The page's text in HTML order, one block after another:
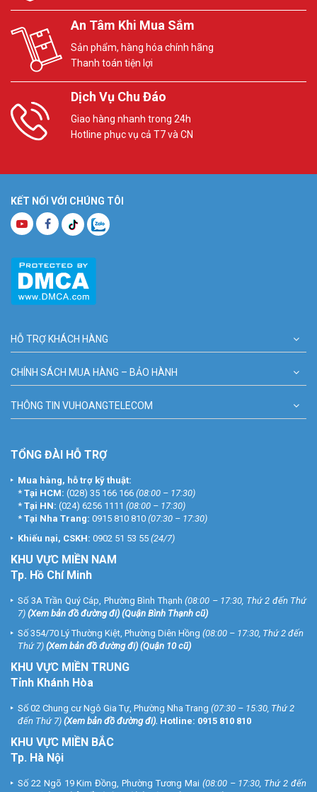
An Tâm Khi Mua Sắm
Sản phẩm, hàng hóa chính hãng
Thanh toán tiện lợi
Dịch Vụ Chu Đáo
Giao hàng nhanh trong 24h
Hotline phục vụ cả T7 và CN
KẾT NỐI VỚI CHÚNG TÔI
HỖ TRỢ KHÁCH HÀNG
CHÍNH SÁCH MUA HÀNG – BẢO HÀNH
THÔNG TIN VUHOANGTELECOM
TỔNG ĐÀI HỖ TRỢ
Mua hàng, hỗ trợ kỹ thuật:
* Tại HCM: (028) 35 166 166 (08:00 – 17:30)
* Tại HN: (024) 6256 1111 (08:00 – 17:30)
* Tại Nha Trang: 0915 810 810 (07:30 – 17:30)
Khiếu nại, CSKH: 0902 51 53 55 (24/7)
KHU VỰC MIỀN NAM
Tp. Hồ Chí Minh
Số 3A Trần Quý Cáp, Phường Bình Thạnh (08:00 – 17:30, Thứ 2 đến Thứ
7) (Xem bản đồ đường đi) (Quận Bình Thạnh cũ)
Số 354/70 Lý Thường Kiệt, Phường Diên Hồng (08:00 – 17:30, Thứ 2 đến
Thứ 7) (Xem bản đồ đường đi) (Quận 10 cũ)
KHU VỰC MIỀN TRUNG
Tỉnh Khánh Hòa
Số 02 Chung cư Ngô Gia Tự, Phường Nha Trang (07:30 – 15:30, Thứ 2
đến Thứ 7) (Xem bản đồ đường đi). Hotline: 0915 810 810
KHU VỰC MIỀN BẮC
Tp. Hà Nội
Số 22 Ngõ 19 Kim Đồng, Phường Tương Mai (08:00 – 17:30, Thứ 2 đến